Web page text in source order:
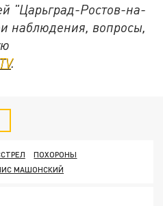
"Царьград-Ростов-на-
наблюдения, вопросы,
.
ПОХОРОНЫ
МАШОНСКИЙ